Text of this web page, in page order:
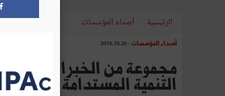
الرئيسية أصداء المؤسسات
أصداء المؤسسات - 2016.10.26
مجموعة من الخبراء
التنمية المستدامة (فيديو)